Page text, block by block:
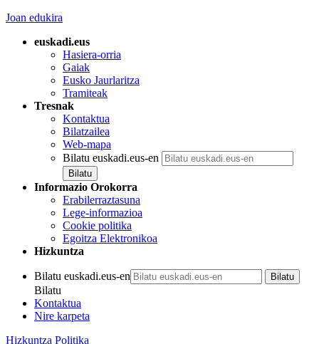
Joan edukira
euskadi.eus
Hasiera-orria
Gaiak
Eusko Jaurlaritza
Tramiteak
Tresnak
Kontaktua
Bilatzailea
Web-mapa
Bilatu euskadi.eus-en
Informazio Orokorra
Erabilerraztasuna
Lege-informazioa
Cookie politika
Egoitza Elektronikoa
Hizkuntza
Bilatu euskadi.eus-en
Bilatu
Kontaktua
Nire karpeta
Hizkuntza Politika